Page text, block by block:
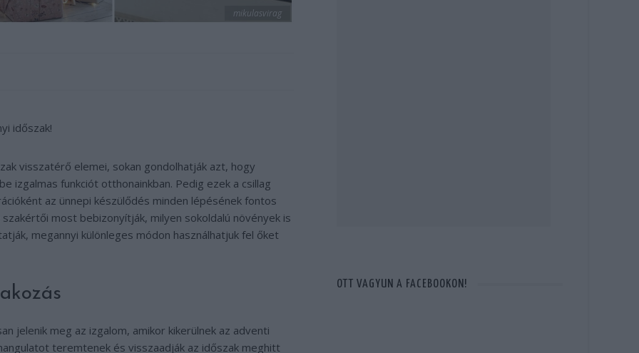
mikulasvirag
időszak!
visszatérő elemei, sokan gondolhatják azt, hogy
izgalmas funkciót otthonainkban. Pedig ezek a csillag
az ünnepi készülődés minden lépésének fontos
most bebizonyítják, milyen sokoldalú növények is
megannyi különleges módon használhatjuk fel őket
jelenik meg az izgalom, amikor kikerülnek az adventi
teremtenek és visszaadják az időszak meghitt
OTT VAGYUN A FACEBOOKON!